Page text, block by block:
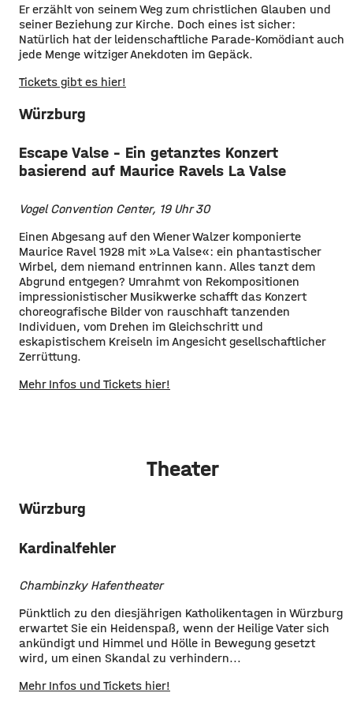
Er erzählt von seinem Weg zum christlichen Glauben und
seiner Beziehung zur Kirche. Doch eines ist sicher:
Natürlich hat der leidenschaftliche Parade-Komödiant auch
jede Menge witziger Anekdoten im Gepäck.
Tickets gibt es hier!
Würzburg
Escape Valse - Ein getanztes Konzert
basierend auf Maurice Ravels La Valse
Vogel Convention Center, 19 Uhr 30
Einen Abgesang auf den Wiener Walzer komponierte
Maurice Ravel 1928 mit »La Valse«: ein phantastischer
Wirbel, dem niemand entrinnen kann. Alles tanzt dem
Abgrund entgegen? Umrahmt von Rekompositionen
impressionistischer Musikwerke schafft das Konzert
choreografische Bilder von rauschhaft tanzenden
Individuen, vom Drehen im Gleichschritt und
eskapistischem Kreiseln im Angesicht gesellschaftlicher
Zerrüttung.
Mehr Infos und Tickets hier!
Theater
Würzburg
Kardinalfehler
Chambinzky Hafentheater
Pünktlich zu den diesjährigen Katholikentagen in Würzburg
erwartet Sie ein Heidenspaß, wenn der Heilige Vater sich
ankündigt und Himmel und Hölle in Bewegung gesetzt
wird, um einen Skandal zu verhindern...
Mehr Infos und Tickets hier!